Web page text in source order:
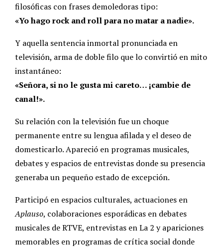
filosóficas con frases demoledoras tipo:
«Yo hago rock and roll para no matar a nadie».
Y aquella sentencia inmortal pronunciada en
televisión, arma de doble filo que lo convirtió en mito
instantáneo:
«Señora, si no le gusta mi careto… ¡cambie de
canal!».
Su relación con la televisión fue un choque
permanente entre su lengua afilada y el deseo de
domesticarlo. Apareció en programas musicales,
debates y espacios de entrevistas donde su presencia
generaba un pequeño estado de excepción.
Participó en espacios culturales, actuaciones en
Aplauso, colaboraciones esporádicas en debates
musicales de RTVE, entrevistas en La 2 y apariciones
memorables en programas de crítica social donde